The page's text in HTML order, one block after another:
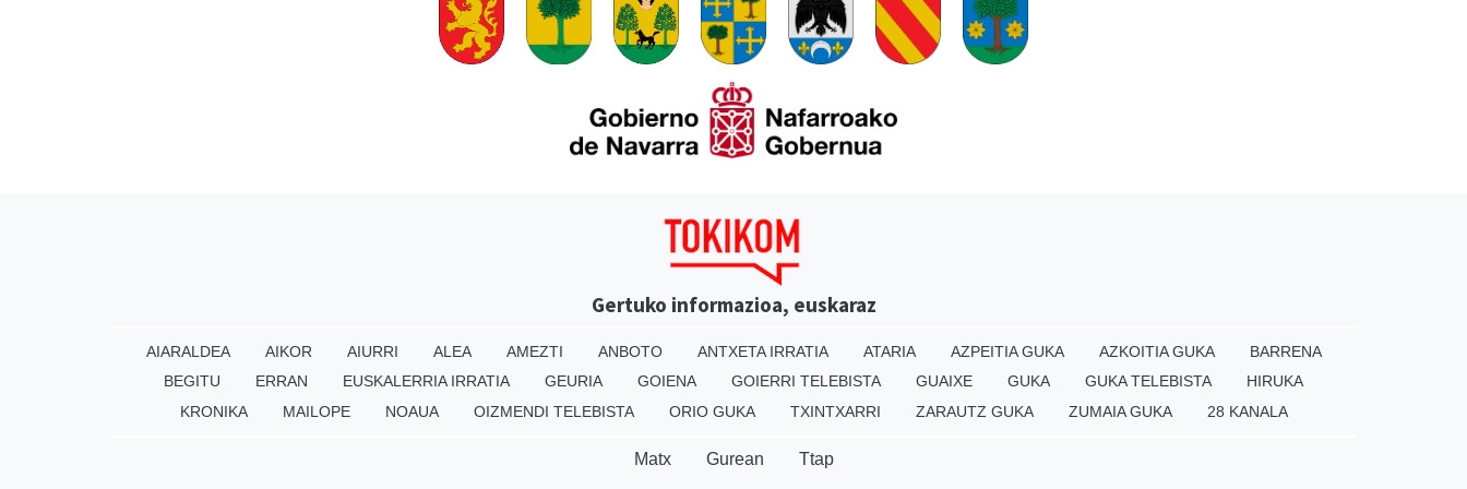
Gertuko informazioa, euskaraz
AIARALDEA AIKOR AIURRI ALEA AMEZTI ANBOTO ANTXETA IRRATIA ATARIA AZPEITIA GUKA AZKOITIA GUKA
BARRENA
BEGITU
ERRAN EUSKALERRIA IRRATIA GEURIA GOIENA GOIERRI TELEBISTA GUAIXE GUKA GUKA TELEBISTA
HIRUKA
KRONIKA
MAILOPE NOAUA OIZMENDI TELEBISTA ORIO GUKA TXINTXARRI ZARAUTZ GUKA ZUMAIA GUKA 28 KANALA
Matx Gurean Ttap